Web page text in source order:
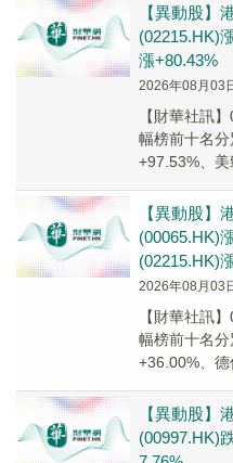
【異動股】
(02215.HK)
漲+80.43%
2026年08月03
【財華社訊
幅榜前十名
+97.53%、美
【異動股】
(00065.HK)
(02215.HK)
2026年08月03
【財華社訊
幅榜前十名
+36.00%、
【異動股】
(00997.HK)